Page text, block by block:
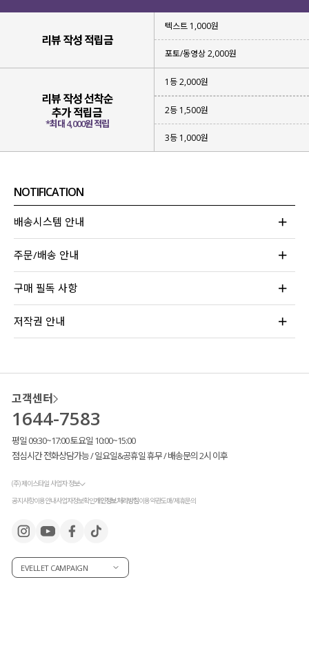
리뷰 작성 적립금
텍스트 1,000원
포토/동영상 2,000원
리뷰 작성 선착순
추가 적립금
*최대 4,000원 적립
1등 2,000원
2등 1,500원
3등 1,000원
NOTIFICATION
배송시스템 안내
주문/배송 안내
구매 필독 사항
저작권 안내
고객센터
1644-7583
평일 09:30~17:00 토요일 10:00~15:00
점심시간 전화상담가능 / 일요일&공휴일 휴무 / 배송문의 2시 이후
(주) 제이스타일 사업자 정보
공지사항이용안내사업자정보확인개인정보처리방침이용약관도매/제휴문의
EVELLET CAMPAIGN